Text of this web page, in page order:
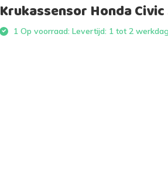
Krukassensor Honda
1 Op voorraad: Levertijd: 1 tot 2